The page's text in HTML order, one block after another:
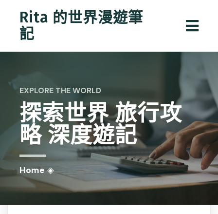
Rita 的世界漫遊筆
記
EXPLORE THE WORLD
探索世界旅行攻
略深度遊記
Home◈